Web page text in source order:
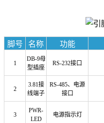
脚号 名称 功能
1
DB-9母
型插座
RS-232接口
2
3.81接
线端子
RS-485、电源
接口
3
PWR-
LED
电源指示灯